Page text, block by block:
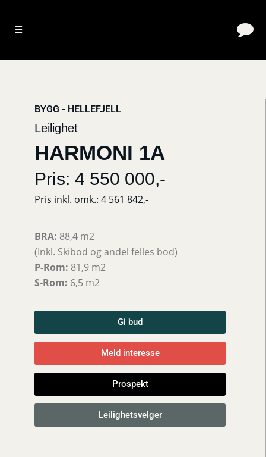
BYGG - HELLEFJELL
Leilighet
HARMONI 1A
Pris: 4 550 000,-
Pris inkl. omk.: 4 561 842,-
BRA: 88,4 m2
(Inkl. Skibod og andel felles bod)
P-Rom: 81,9 m2
S-Rom: 6,5 m2
Gi bud
Meld interesse
Prospekt
Leilighetsvelger